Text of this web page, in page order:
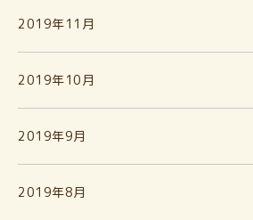
2019年11月
2019年10月
2019年9月
2019年8月